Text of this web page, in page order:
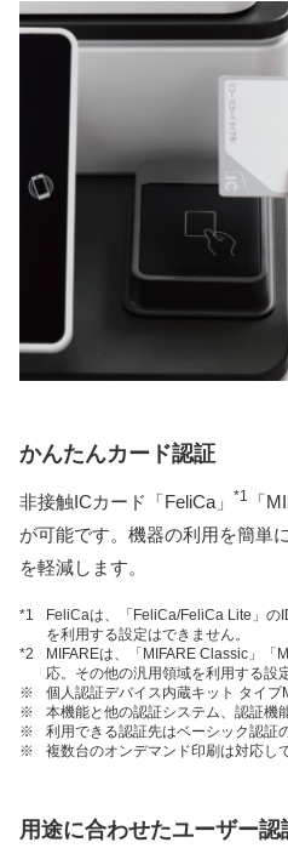
かんたんカード認証
非接触ICカード「FeliCa」 *1 「
が可能です。機器の利用を簡単
を軽減します。
*1
FeliCaは、「FeliCa/FeliCa Lite」の
を利用する設定はできません。
*2
MIFAREは、「MIFARE Classic」「
応。その他の汎用領域を利用する設
※
個人認証デバイス内蔵キット タイプ
※
本機能と他の認証システム、認証機
※
利用できる認証先はベーシック認証
※
複数台のオンデマンド印刷は対応し
用途に合わせたユーザー認